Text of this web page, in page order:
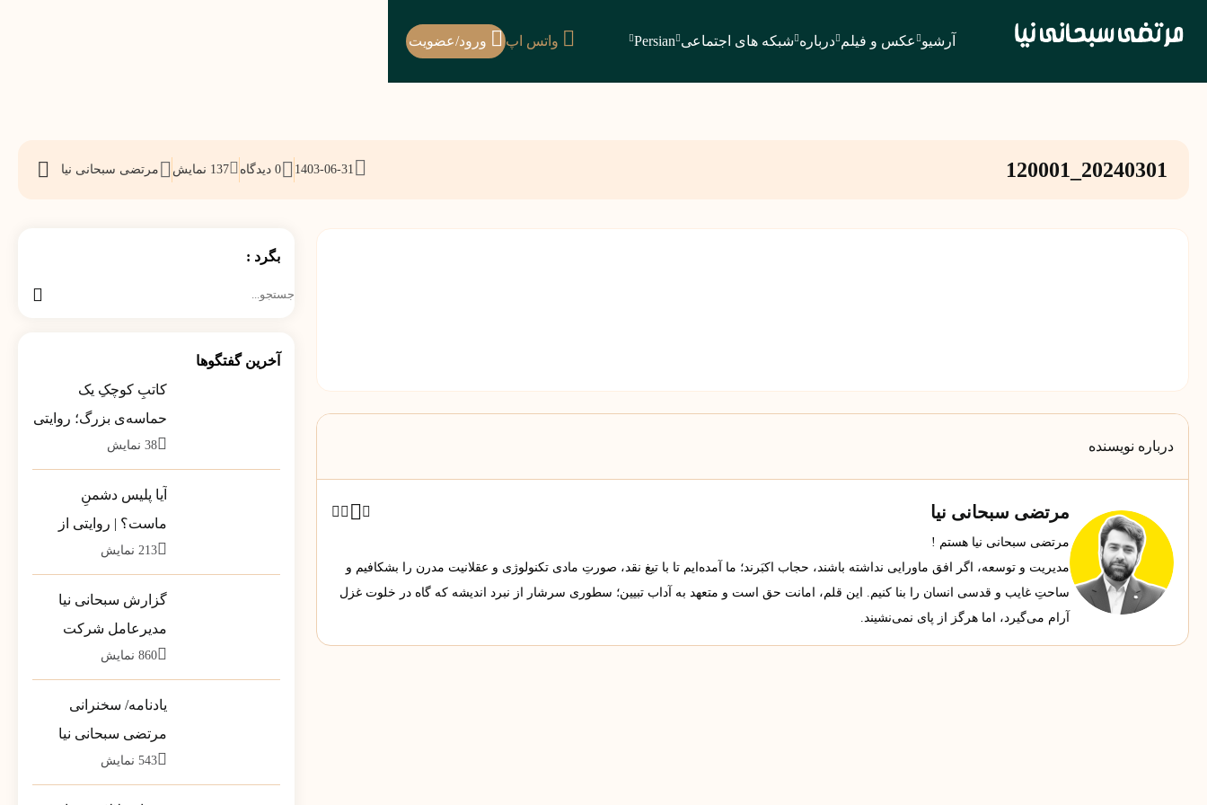
آرشیو عکس و فیلم درباره شبکه های اجتماعی Persian واتس اپ ورود/عضویت
20240301_120001
1403-06-31 0 دیدگاه 137 نمایش مرتضی سبحانی نیا
درباره نویسنده
مرتضی سبحانی نیا
مرتضی سبحانی نیا هستم !
مدیریت و توسعه، اگر افق ماورایی نداشته باشند، حجاب اکبَرند؛ ما آمده‌ایم تا با تیغ نقد، صورتِ مادی تکنولوژی و عقلانیت مدرن را بشکافیم و
ساحتِ غایب و قدسی انسان را بنا کنیم. این قلم، امانت حق است و متعهد به آداب تبیین؛ سطوری سرشار از نبرد اندیشه که گاه در خلوت غزل
آرام می‌گیرد، اما هرگز از پای نمی‌نشیند.
بگرد :
آخرین گفتگوها
کاتبِ کوچکِ یک
حماسه‌ی بزرگ؛ روایتی
از بارِ سنگینِ کلمات در
38 نمایش
آیا پلیس دشمنِ
ماست؟ | روایتی از
تله‌ی خطرناکِ «ضلع
213 نمایش
گزارش سبحانی نیا
مدیرعامل شرکت
پشتیبانی مخازن پارس
860 نمایش
یادنامه/ سخنرانی
مرتضی سبحانی نیا
مشاور وزیر در جمع
543 نمایش